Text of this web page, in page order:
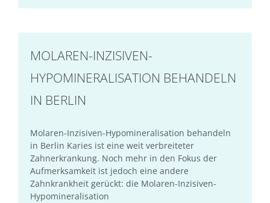
MOLAREN-INZISIVEN-
HYPOMINERALISATION BEHANDELN
IN BERLIN
Molaren-Inzisiven-Hypomineralisation behandeln
in Berlin Karies ist eine weit verbreiteter
Zahnerkrankung. Noch mehr in den Fokus der
Aufmerksamkeit ist jedoch eine andere
Zahnkrankheit gerückt: die Molaren-Inzisiven-
Hypomineralisation